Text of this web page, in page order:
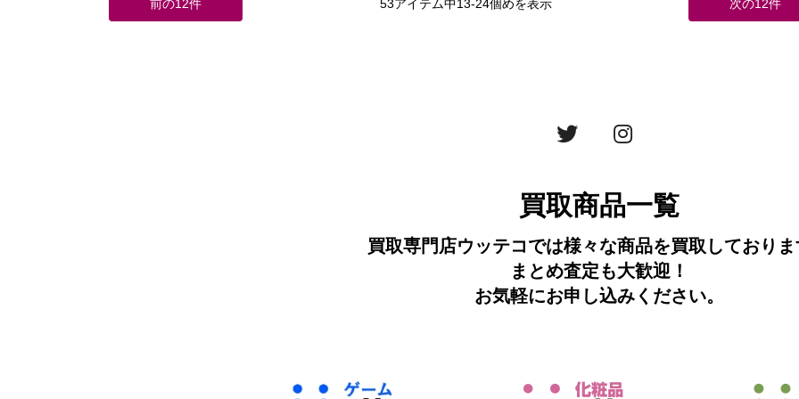
前の12件 53アイテム中13-24個めを表示 次の12件
買取商品一覧
買取専門店ウッテコでは様々な商品を買取しており
まとめ査定も大歓迎！
お気軽にお申し込みください。